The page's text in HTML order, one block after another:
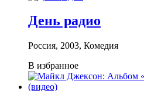
День радио
Россия, 2003, Комедия
В избранное